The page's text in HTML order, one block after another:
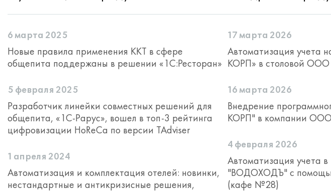
6 марта 2025
Новые правила применения ККТ в сфере
общепита поддержаны в решении «1С:Ресторан»
5 февраля 2025
Разработчик линейки совместных решений для
общепита, «1С-Рарус», вошел в топ‑3 рейтинга
цифровизации HoReCa по версии TAdviser
1 апреля 2024
Автоматизация и комплектация отелей: новинки,
нестандартные и антикризисные решения,
17 марта 2026
Автоматизация учета
КОРП» в столовой
16 марта 2026
Внедрение
КОРП" в компании ООО
4 февраля 2026
Автоматизация учета
"ВОДОХОДЪ" с
(кафе №28)